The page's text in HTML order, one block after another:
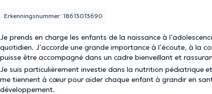
Je prends en charge les enfants de la naissance à
quotidien. J’accorde une grande importance à l’écoute, à la
puisse être accompagné dans un cadre bienveillant et
Je suis particulièrement investie dans la nutrition pédiatrique
me tiennent à cœur pour aider chaque enfant à grandir en
développement.
Erkenningsnummer: 18613013690